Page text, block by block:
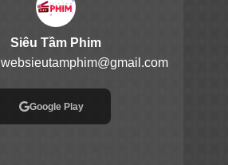
Siêu Tầm Phim
websieutamphim@gmail.com
Google Play